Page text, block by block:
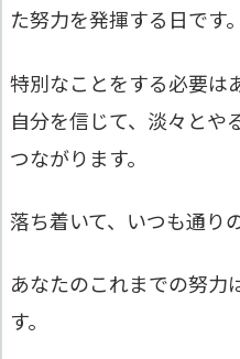
た努力を発揮する日です。
特別なことをする必要は
自分を信じて、淡々とや
つながります。
落ち着いて、いつも通り
あなたのこれまでの努力
す。